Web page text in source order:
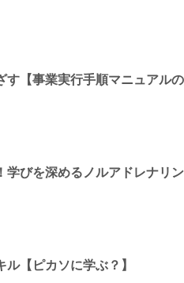
す【事業実行手順マニュアルの
学びを深めるノルアドレナリン
【ピカソに学ぶ？】